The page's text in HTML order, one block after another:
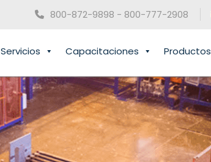
800-872-9898 - 800-777-2908
Servicios Capacitaciones Productos